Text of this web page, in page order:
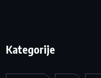
Kategorije